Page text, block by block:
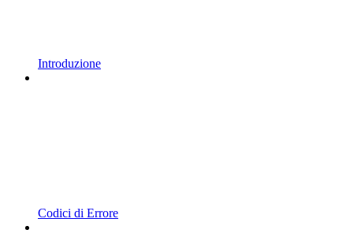
Introduzione
Codici di Errore